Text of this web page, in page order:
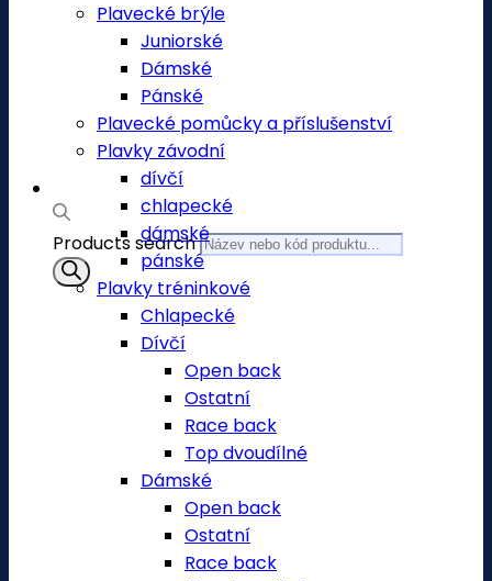
Products search
Plavecké brýle
Juniorské
Dámské
Pánské
Plavecké pomůcky a příslušenství
Plavky závodní
dívčí
chlapecké
dámské
pánské
Plavky tréninkové
Chlapecké
Dívčí
Open back
Ostatní
Race back
Top dvoudílné
Dámské
Open back
Ostatní
Race back